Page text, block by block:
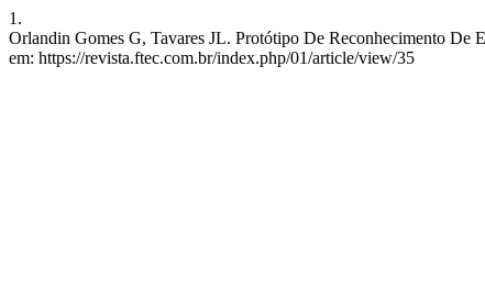
1.
Orlandin Gomes G, Tavares JL. Protótipo De Reconhecimento De
em: https://revista.ftec.com.br/index.php/01/article/view/35